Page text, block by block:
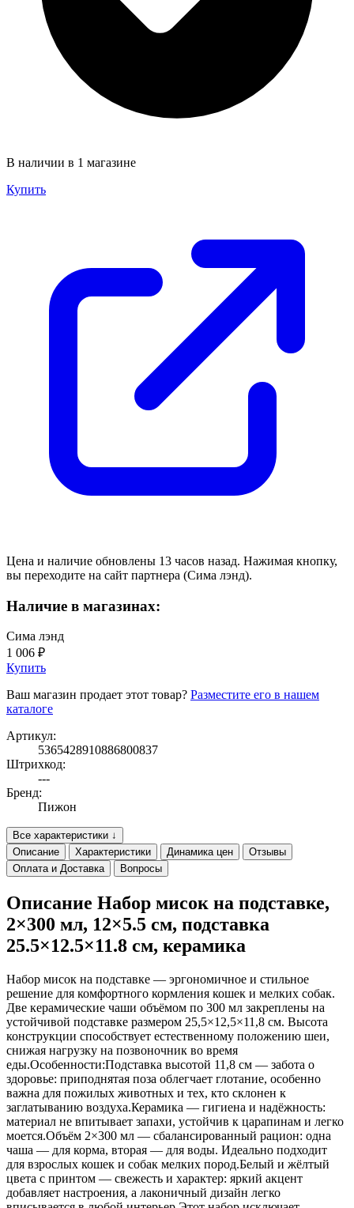
В наличии в 1 магазине
Купить
Цена и наличие обновлены 13 часов назад. Нажимая кнопку,
вы переходите на сайт партнера (Сима лэнд).
Наличие в магазинах:
Сима лэнд
1 006 ₽
Купить
Ваш магазин продает этот товар? Разместите его в нашем
каталоге
Артикул:
5365428910886800837
Штрихкод:
---
Бренд:
Пижон
Все характеристики ↓
Описание
Характеристики Динамика цен
Отзывы
Оплата и Доставка
Вопросы
Описание Набор мисок на подставке,
2×300 мл, 12×5.5 см, подставка
25.5×12.5×11.8 см, керамика
Набор мисок на подставке — эргономичное и стильное
решение для комфортного кормления кошек и мелких собак.
Две керамические чаши объёмом по 300 мл закреплены на
устойчивой подставке размером 25,5×12,5×11,8 см. Высота
конструкции способствует естественному положению шеи,
снижая нагрузку на позвоночник во время
еды.Особенности:Подставка высотой 11,8 см — забота о
здоровье: приподнятая поза облегчает глотание, особенно
важна для пожилых животных и тех, кто склонен к
заглатыванию воздуха.Керамика — гигиена и надёжность:
материал не впитывает запахи, устойчив к царапинам и легко
моется.Объём 2×300 мл — сбалансированный рацион: одна
чаша — для корма, вторая — для воды. Идеально подходит
для взрослых кошек и собак мелких пород.Белый и жёлтый
цвета с принтом — свежесть и характер: яркий акцент
добавляет настроения, а лаконичный дизайн легко